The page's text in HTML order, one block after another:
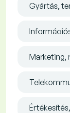
Gyártás,
Marketing,